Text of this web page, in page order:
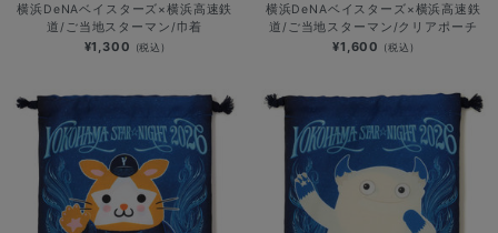
横浜DeNAベイスターズ×横浜高速鉄
道/ご当地スターマン/巾着
¥1,300 (税込)
横浜DeNAベイスターズ×横浜高速鉄
道/ご当地スターマン/クリアポーチ
¥1,600 (税込)